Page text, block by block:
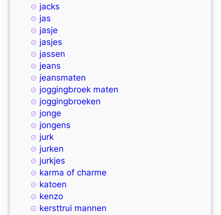
jacks
jas
jasje
jasjes
jassen
jeans
jeansmaten
joggingbroek maten
joggingbroeken
jonge
jongens
jurk
jurken
jurkjes
karma of charme
katoen
kenzo
kersttrui mannen